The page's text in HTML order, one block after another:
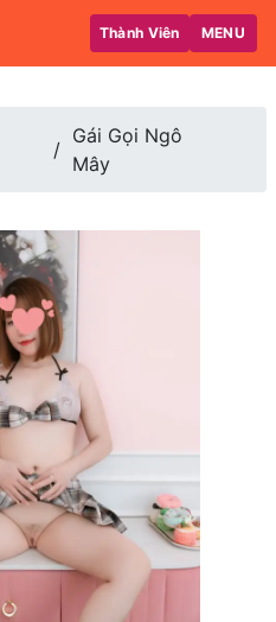
Thành Viên MENU
Gái Gọi Ngô
Mây